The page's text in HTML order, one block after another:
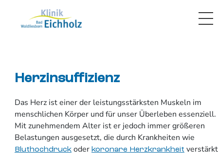
Herzinsuffizienz
Das Herz ist einer der leistungsstärksten Muskeln im
menschlichen Körper und für unser Überleben essenziell.
Mit zunehmendem Alter ist er jedoch immer größeren
Belastungen ausgesetzt, die durch Krankheiten wie
Bluthochdruck oder koronare Herzkrankheit verstärkt